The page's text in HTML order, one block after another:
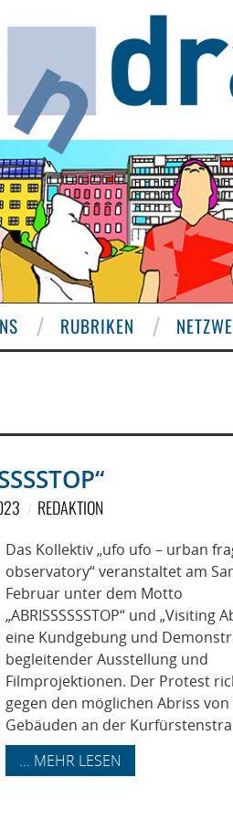
RUBRIKEN
REDAKTION
Das Kollektiv „ufo ufo – urban
observatory“ veranstaltet am
Februar unter dem Motto
„ABRISSSSSSTOP“ und „Visiting
eine Kundgebung und
begleitender Ausstellung und
Filmprojektionen. Der Protest
gegen den möglichen Abriss
Gebäuden an der
... MEHR LESEN